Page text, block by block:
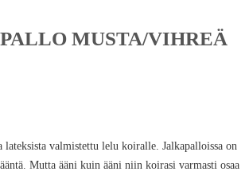
MUSTA/VIHREÄ
valmistettu lelu koiralle. Jalkapalloissa on
Mutta ääni kuin ääni niin koirasi varmasti osaa